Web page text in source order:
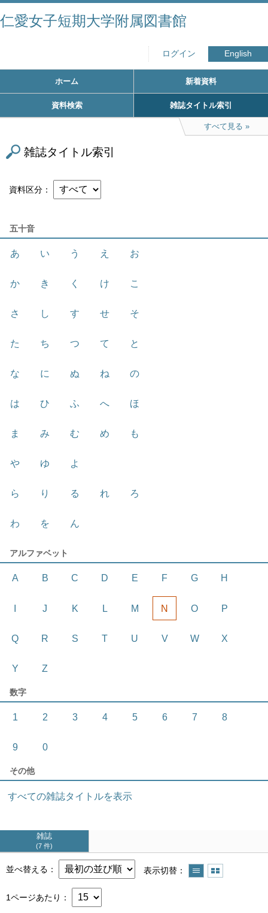
仁愛女子短期大学附属図書館
ログイン English
ホーム 新着資料
資料検索 雑誌タイトル索引
すべて見る
雑誌タイトル索引
資料区分
五十音
あ い う え お
か き く け こ
さ し す せ そ
た ち つ て と
な に ぬ ね の
は ひ ふ へ ほ
ま み む め も
や ゆ よ
ら り る れ ろ
わ を ん
アルファベット
A B C D E F G H
J K L M N O P
Q R S T U V W X
Y Z
数字
1 2 3 4 5 6 7 8
9 0
その他
すべての雑誌タイトルを表示
雑誌
7 件
並べ替える 表示切替
1ページあたり